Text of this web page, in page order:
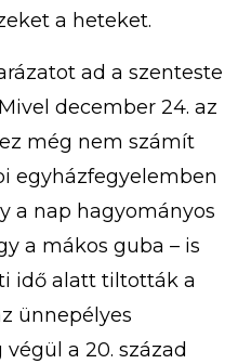
a heteket.
ad a szenteste
december 24. az
még nem számít
egyházfegyelemben
a nap hagyományos
a mákos guba – is
idő alatt tiltották a
ünnepélyes
a 20. század